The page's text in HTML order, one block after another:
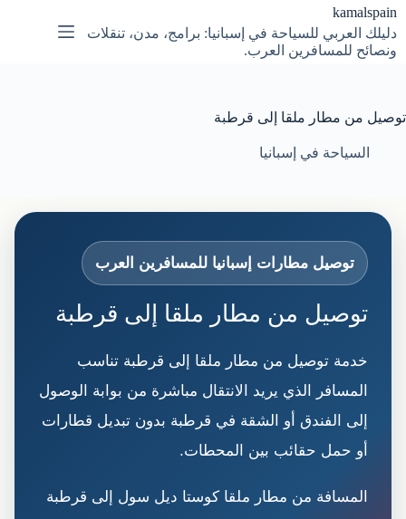
التجاوز
إلى
المحتوى
kamalspain
دليلك العربي للسياحة في إسبانيا: برامج، مدن، تنقلات
ونصائح للمسافرين العرب.
توصيل من مطار ملقا إلى قرطبة
السياحة في إسبانيا
توصيل مطارات إسبانيا للمسافرين العرب
توصيل من مطار ملقا إلى قرطبة
خدمة توصيل من مطار ملقا إلى قرطبة تناسب
المسافر الذي يريد الانتقال مباشرة من بوابة الوصول
إلى الفندق أو الشقة في قرطبة بدون تبديل قطارات
أو حمل حقائب بين المحطات.
المسافة من مطار ملقا كوستا ديل سول إلى قرطبة